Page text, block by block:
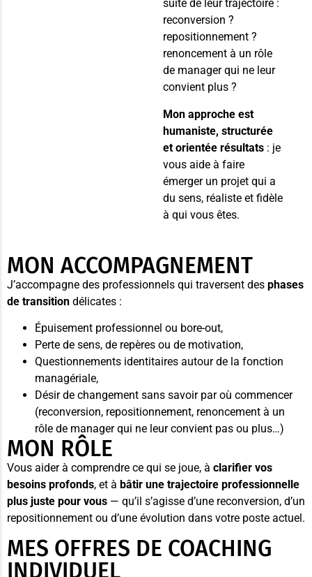
suite de leur trajectoire :
reconversion ?
repositionnement ?
renoncement à un rôle
de manager qui ne leur
convient plus ?
Mon approche est
humaniste, structurée
et orientée résultats : je
vous aide à faire
émerger un projet qui a
du sens, réaliste et fidèle
à qui vous êtes.
MON ACCOMPAGNEMENT
J’accompagne des professionnels qui traversent des phases
de transition délicates :
Épuisement professionnel ou bore-out,
Perte de sens, de repères ou de motivation,
Questionnements identitaires autour de la fonction
managériale,
Désir de changement sans savoir par où commencer
(reconversion, repositionnement, renoncement à un
rôle de manager qui ne leur convient pas ou plus…)
MON RÔLE
Vous aider à comprendre ce qui se joue, à clarifier vos
besoins profonds, et à bâtir une trajectoire professionnelle
plus juste pour vous — qu’il s’agisse d’une reconversion, d’un
repositionnement ou d’une évolution dans votre poste actuel.
MES OFFRES DE COACHING
INDIVIDUEL